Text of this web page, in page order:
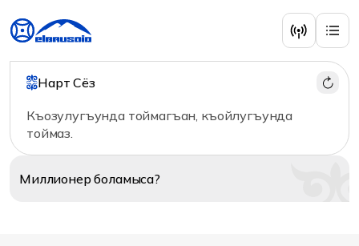
Нарт Сёз
Къозулугъунда тоймагъан, къойлугъунда
тоймаз.
Миллионерболамыса?